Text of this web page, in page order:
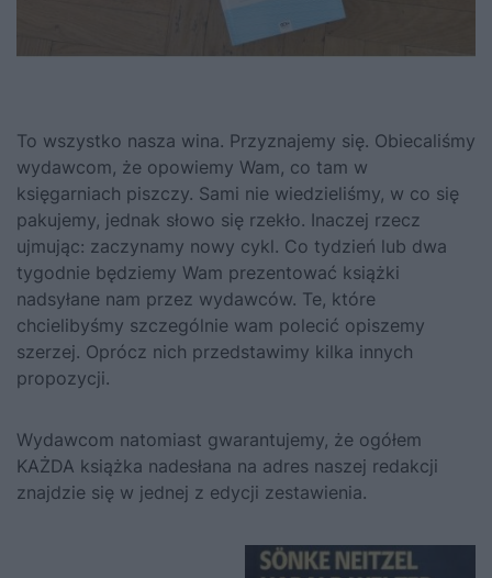
To wszystko nasza wina. Przyznajemy się. Obiecaliśmy
wydawcom, że opowiemy Wam, co tam w
księgarniach piszczy. Sami nie wiedzieliśmy, w co się
pakujemy, jednak słowo się rzekło. Inaczej rzecz
ujmując: zaczynamy nowy cykl. Co tydzień lub dwa
tygodnie będziemy Wam prezentować książki
nadsyłane nam przez wydawców. Te, które
chcielibyśmy szczególnie wam polecić opiszemy
szerzej. Oprócz nich przedstawimy kilka innych
propozycji.
Wydawcom natomiast gwarantujemy, że ogółem
KAŻDA książka nadesłana na adres naszej redakcji
znajdzie się w jednej z edycji zestawienia.